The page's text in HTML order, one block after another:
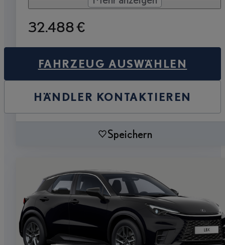
32.488 €
FAHRZEUG AUSWÄHLEN
HÄNDLER KONTAKTIEREN
Speichern